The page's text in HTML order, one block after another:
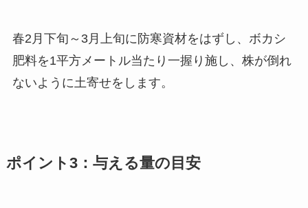
春2月下旬～3月上旬に防寒資材をはずし、ボカシ
肥料を1平方メートル当たり一握り施し、株が倒れ
ないように土寄せをします。
ポイント3：与える量の目安